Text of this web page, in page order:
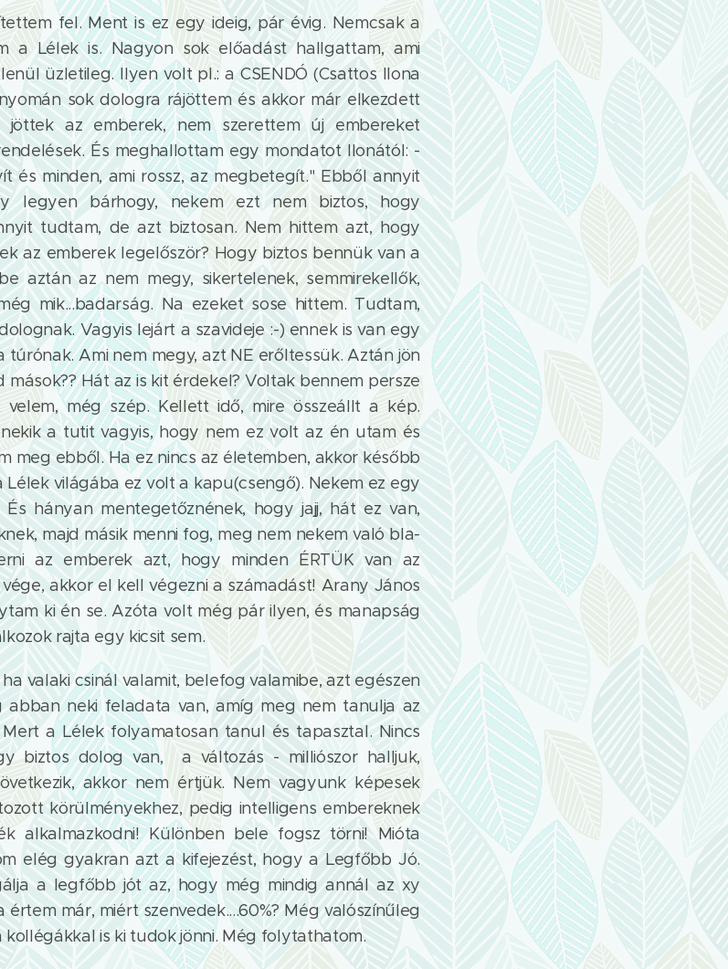
fel. Ment is ez egy ideig, pár évig. Nemcsak a
a Lélek is. Nagyon sok előadást hallgattam, ami
üzletileg. Ilyen volt pl.: a CSENDÓ (Csattos Ilona
sok dologra rájöttem és akkor már elkezdett
jöttek az emberek, nem szerettem új embereket
És meghallottam egy mondatot Ilonától: -
és minden, ami rossz, az megbetegít." Ebből annyit
legyen bárhogy, nekem ezt nem biztos, hogy
tudtam, de azt biztosan. Nem hittem azt, hogy
az emberek legelőször? Hogy biztos bennük van a
aztán az nem megy, sikertelenek, semmirekellők,
mik...badarság. Na ezeket sose hittem. Tudtam,
Vagyis lejárt a szavideje :-) ennek is van egy
túrónak. Ami nem megy, azt NE erőltessük. Aztán jön
mások?? Hát az is kit érdekel? Voltak bennem persze
még szép. Kellett idő, mire összeállt a kép.
a tutit vagyis, hogy nem ez volt az én utam és
meg ebből. Ha ez nincs az életemben, akkor később
világába ez volt a kapu(csengő). Nekem ez egy
hányan mentegetőznének, hogy jajj, hát ez van,
majd másik menni fog, meg nem nekem való bla-
az emberek azt, hogy minden ÉRTÜK van az
akkor el kell végezni a számadást! Arany János
ki én se. Azóta volt még pár ilyen, és manapság
rajta egy kicsit sem.
valaki csinál valamit, belefog valamibe, azt egészen
abban neki feladata van, amíg meg nem tanulja az
a Lélek folyamatosan tanul és tapasztal. Nincs
biztos dolog van, a változás - milliószor halljuk,
akkor nem értjük. Nem vagyunk képesek
körülményekhez, pedig intelligens embereknek
alkalmazkodni! Különben bele fogsz törni! Mióta
elég gyakran azt a kifejezést, hogy a Legfőbb Jó.
a legfőbb jót az, hogy még mindig annál az xy
már, miért szenvedek....60%? Még valószínűleg
kollégákkal is ki tudok jönni. Még folytathatom.